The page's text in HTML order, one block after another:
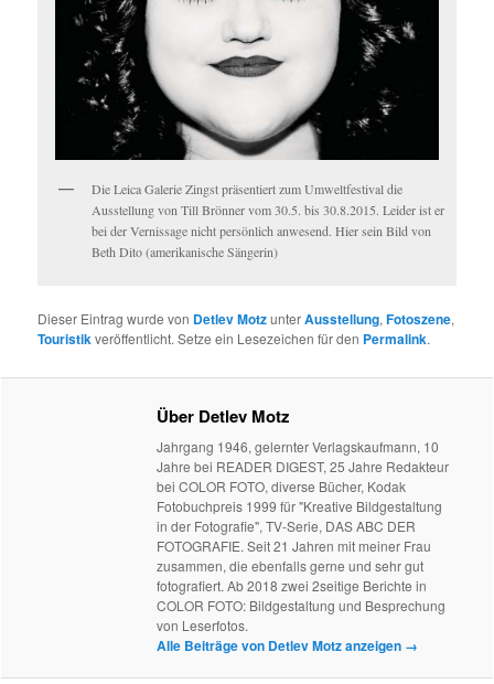
Die Leica Galerie Zingst präsentiert zum Umweltfestival die
Ausstellung von Till Brönner vom 30.5. bis 30.8.2015. Leider ist er
bei der Vernissage nicht persönlich anwesend. Hier sein Bild von
Beth Dito (amerikanische Sängerin)
Dieser Eintrag wurde von Detlev MotzunterAusstellung,Fotoszene,
Touristikveröffentlicht. Setze ein Lesezeichen für den Permalink.
Über Detlev Motz
Jahrgang 1946, gelernter Verlagskaufmann, 10
Jahre bei READER DIGEST, 25 Jahre Redakteur
bei COLOR FOTO, diverse Bücher, Kodak
Fotobuchpreis 1999 für "Kreative Bildgestaltung
in der Fotografie", TV-Serie, DAS ABC DER
FOTOGRAFIE. Seit 21 Jahren mit meiner Frau
zusammen, die ebenfalls gerne und sehr gut
fotografiert. Ab 2018 zwei 2seitige Berichte in
COLOR FOTO: Bildgestaltung und Besprechung
von Leserfotos.
Alle Beiträge von Detlev Motz anzeigen →